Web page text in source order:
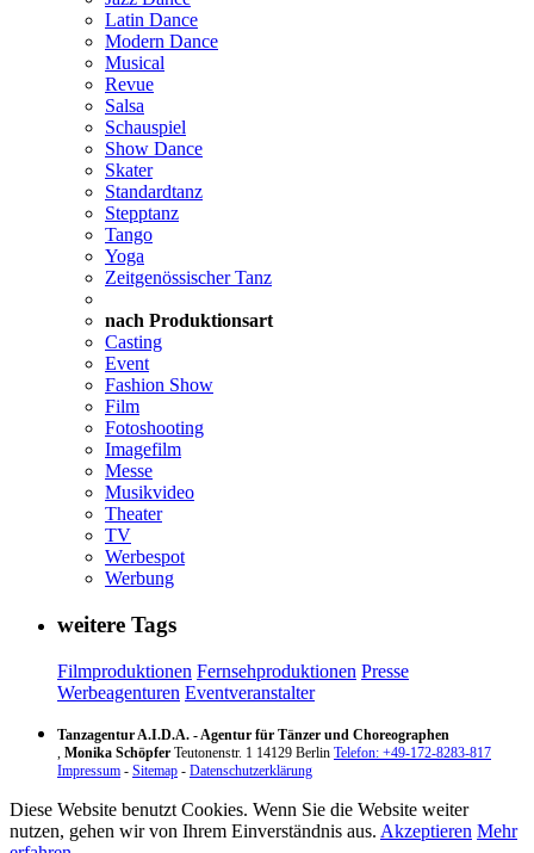
Latin Dance
Modern Dance
Musical
Revue
Salsa
Schauspiel
Show Dance
Skater
Standardtanz
Stepptanz
Tango
Yoga
Zeitgenössischer Tanz
nach Produktionsart
Casting
Event
Fashion Show
Film
Fotoshooting
Imagefilm
Messe
Musikvideo
Theater
TV
Werbespot
Werbung
weitere Tags
Filmproduktionen Fernsehproduktionen Presse
Werbeagenturen Eventveranstalter
Tanzagentur A.I.D.A. - Agentur für Tänzer und Choreographen
, Monika Schöpfer Teutonenstr. 1 14129 Berlin Telefon: +49-172-8283-817
Impressum - Sitemap - Datenschutzerklärung
Diese Website benutzt Cookies. Wenn Sie die Website weiter
nutzen, gehen wir von Ihrem Einverständnis aus. Akzeptieren Mehr